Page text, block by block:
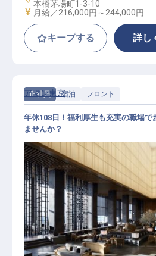
本橋茅場町1-3-10
給与
月給／216,000円～ 244,000円
キープする 詳し
正社員 宿泊 フロント
フロントレセプションエー
アマン東京
年休108日！福利厚生も充実の職場で
ませんか？